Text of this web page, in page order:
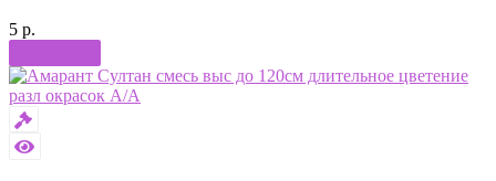
5 р.